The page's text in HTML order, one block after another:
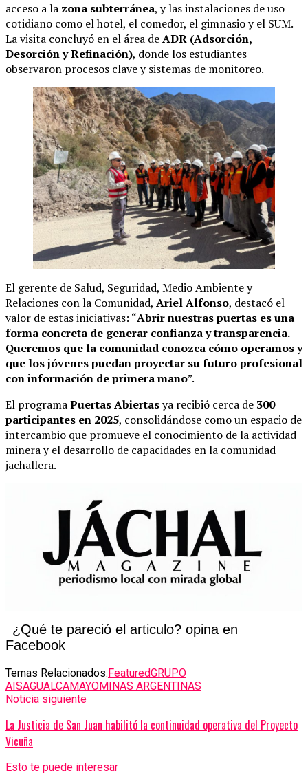
acceso a la zona subterránea, y las instalaciones de uso
cotidiano como el hotel, el comedor, el gimnasio y el SUM.
La visita concluyó en el área deADR (Adsorción,
Desorción y Refinación), donde los estudiantes
observaron procesos clave y sistemas de monitoreo.
El gerente de Salud, Seguridad, Medio Ambiente y
Relaciones con la Comunidad, Ariel Alfonso, destacó el
valor de estas iniciativas: “Abrir nuestras puertas es una
forma concreta de generar confianza y transparencia.
Queremos que la comunidad conozca cómo operamos y
que los jóvenes puedan proyectar su futuro profesional
con información de primera mano”.
El programaPuertas Abiertasya recibió cerca de 300
participantes en 2025, consolidándose como un espacio de
intercambio que promueve el conocimiento de la actividad
minera y el desarrollo de capacidades en la comunidad
jachallera.
¿Qué te pareció el articulo? opina en
Facebook
Temas Relacionados: FeaturedGRUPO
AISAGUALCAMAYOMINAS ARGENTINAS
Noticia siguiente
La Justicia de San Juan habilitó la continuidad operativa del Proyecto
Vicuña
Esto te puede interesar